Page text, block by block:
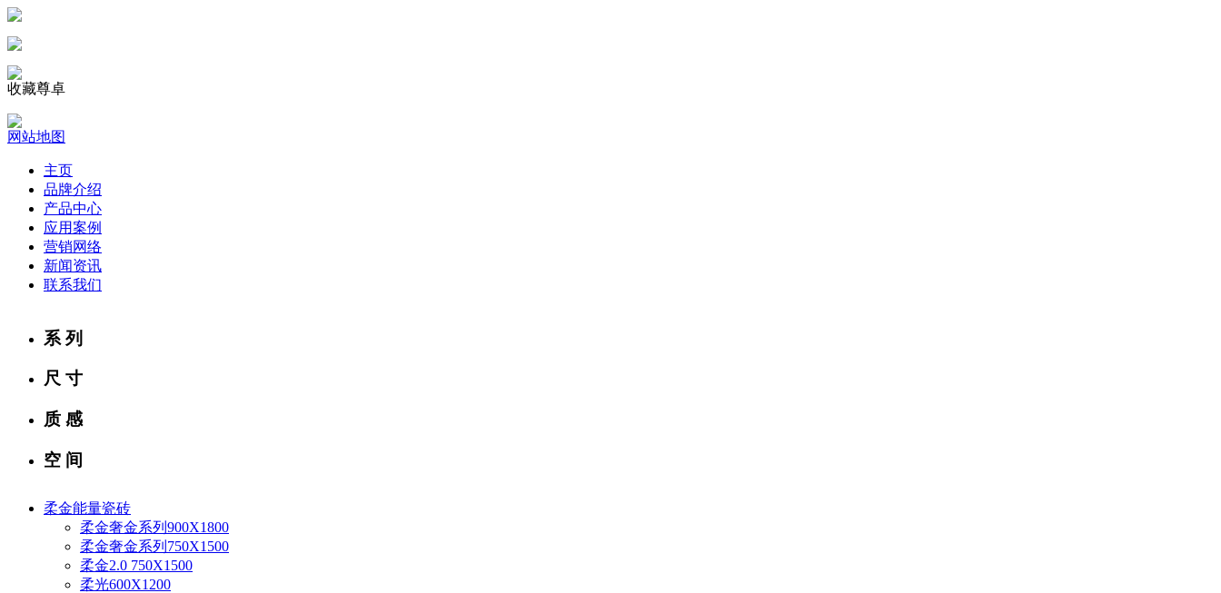
收藏尊卓
网站地图
主页
品牌介绍
产品中心
应用案例
营销网络
新闻资讯
联系我们
系 列
尺 寸
质 感
空 间
柔金能量瓷砖
柔金奢金系列900X1800
柔金奢金系列750X1500
柔金2.0 750X1500
柔光600X1200